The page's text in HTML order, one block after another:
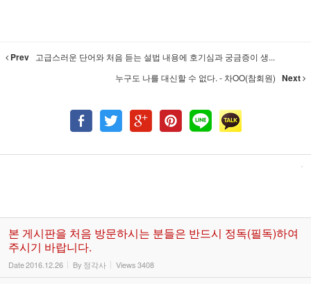
Prev
고급스러운 단어와 처음 듣는 설법 내용에 호기심과 궁금증이 생...
누구도 나를 대신할 수 없다. - 차OO(참회원) Next
본 게시판을 처음 방문하시는 분들은 반드시 정독(필독)하여
주시기 바랍니다.
Date2016.12.26 By 정각사 Views3408